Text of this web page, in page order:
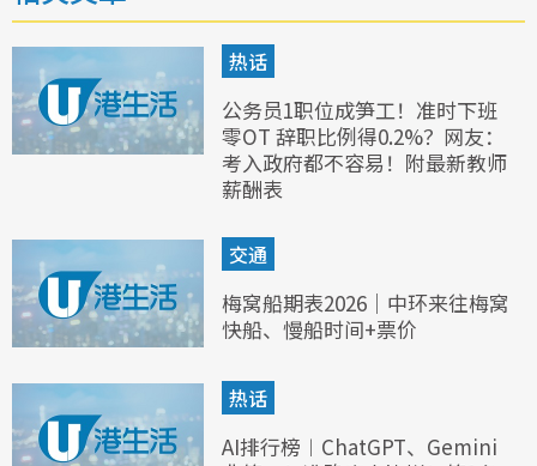
热话
公务员1职位成笋工！准时下班
零OT 辞职比例得0.2%？网友：
考入政府都不容易！附最新教师
薪酬表
交通
梅窝船期表2026｜中环来往梅窝
快船、慢船时间+票价
热话
AI排行榜︱ChatGPT、Gemini